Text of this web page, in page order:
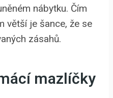
nábytku. Čím
větší je šance, že se
zásahů.
mazlíčky